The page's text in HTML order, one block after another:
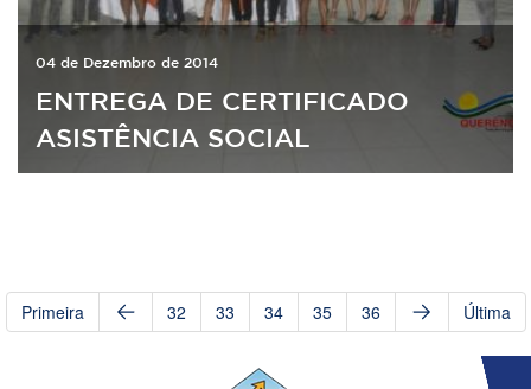
04 de Dezembro de 2014
ENTREGA DE CERTIFICADO
ASISTÊNCIA SOCIAL
Primeira 32 33 34 35 36 Última